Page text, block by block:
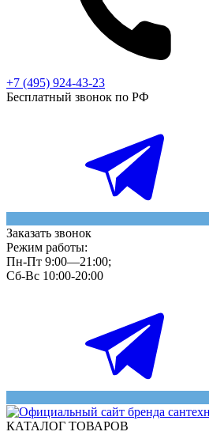
+7 (495) 924-43-23
Бесплатный звонок по РФ
Заказать звонок
Режим работы:
Пн-Пт 9:00—21:00;
Сб-Вс 10:00-20:00
КАТАЛОГ ТОВАРОВ